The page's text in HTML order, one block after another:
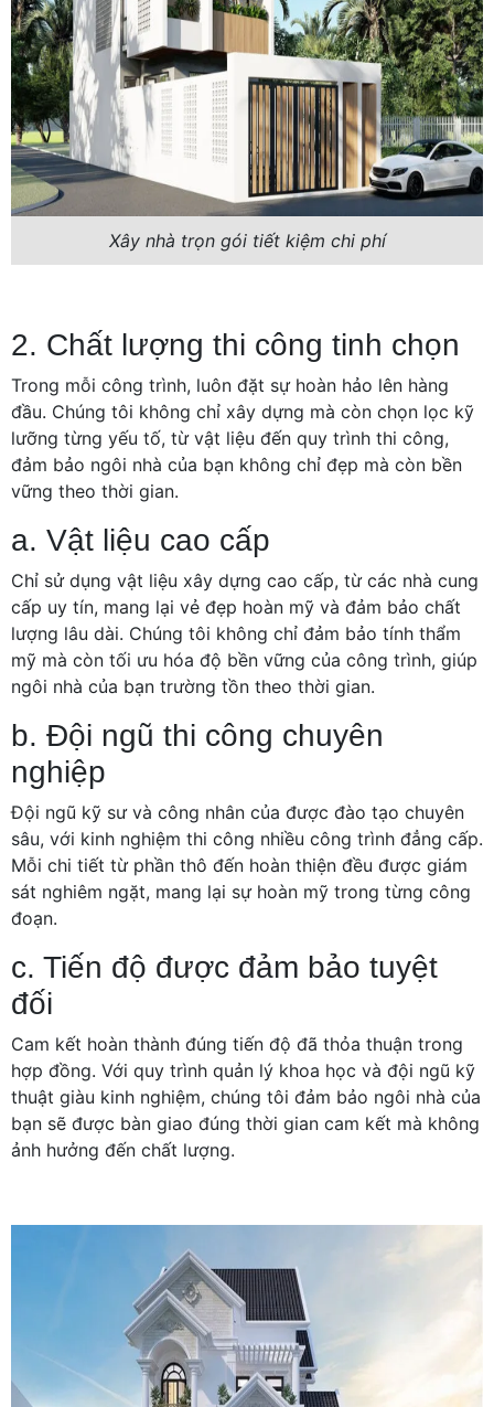
Xây nhà trọn gói tiết kiệm chi phí
2. Chất lượng thi công tinh chọn
Trong mỗi công trình, luôn đặt sự hoàn hảo lên hàng
đầu. Chúng tôi không chỉ xây dựng mà còn chọn lọc kỹ
lưỡng từng yếu tố, từ vật liệu đến quy trình thi công,
đảm bảo ngôi nhà của bạn không chỉ đẹp mà còn bền
vững theo thời gian.
a. Vật liệu cao cấp
Chỉ sử dụng vật liệu xây dựng cao cấp, từ các nhà cung
cấp uy tín, mang lại vẻ đẹp hoàn mỹ và đảm bảo chất
lượng lâu dài. Chúng tôi không chỉ đảm bảo tính thẩm
mỹ mà còn tối ưu hóa độ bền vững của công trình, giúp
ngôi nhà của bạn trường tồn theo thời gian.
b. Đội ngũ thi công chuyên
nghiệp
Đội ngũ kỹ sư và công nhân của được đào tạo chuyên
sâu, với kinh nghiệm thi công nhiều công trình đẳng cấp.
Mỗi chi tiết từ phần thô đến hoàn thiện đều được giám
sát nghiêm ngặt, mang lại sự hoàn mỹ trong từng công
đoạn.
c. Tiến độ được đảm bảo tuyệt
đối
Cam kết hoàn thành đúng tiến độ đã thỏa thuận trong
hợp đồng. Với quy trình quản lý khoa học và đội ngũ kỹ
thuật giàu kinh nghiệm, chúng tôi đảm bảo ngôi nhà của
bạn sẽ được bàn giao đúng thời gian cam kết mà không
ảnh hưởng đến chất lượng.